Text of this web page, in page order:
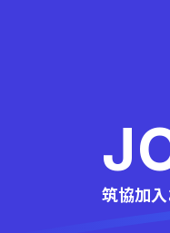
筑協加